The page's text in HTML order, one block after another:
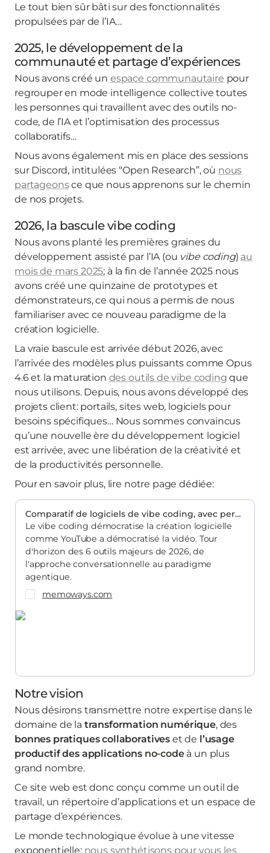
Le tout bien sûr bâti sur des fonctionnalités
propulsées par de l’IA…
2025, le développement de la
communauté et partage d’expériences
Nous avons créé un espace communautaire pour
regrouper en mode intelligence collective toutes
les personnes qui travaillent avec des outils no-
code, de l’IA et l’optimisation des processus
collaboratifs…
Nous avons également mis en place des sessions
sur Discord, intitulées “Open Research”, où nous
partageonsce que nous apprenons sur le chemin
de nos projets.
2026, la bascule vibe coding
Nous avons planté les premières graines du
développement assisté par l’IA (ou vibe coding) au
mois de mars 2025; à la fin de l’année 2025 nous
avons créé une quinzaine de prototypes et
démonstrateurs, ce qui nous a permis de nous
familiariser avec ce nouveau paradigme de la
création logicielle.
La vraie bascule est arrivée début 2026, avec
l’arrivée des modèles plus puissants comme Opus
4.6 et la maturation des outils de vibe coding que
nous utilisons. Depuis, nous avons développé des
projets client: portails, sites web, logiciels pour
besoins spécifiques… Nous sommes convaincus
qu’une nouvelle ère du développement logiciel
est arrivée, avec une libération de la créativité et
de la productivités personnelle.
Pour en savoir plus, lire notre page dédiée:
Comparatif de logiciels de vibe coding, avec perspective agentic coding
Le vibe coding démocratise la création logicielle
comme YouTube a démocratisé la vidéo. Tour
d'horizon des 6 outils majeurs de 2026, de
l'approche conversationnelle au paradigme
agentique.
memoways.com
Notre vision
Nous désirons transmettre notre expertise dans le
domaine de la transformation numérique, des
bonnes pratiques collaboratives et de l’usage
productif des applications no-codeà un plus
grand nombre.
Ce site web est donc conçu comme un outil de
travail, un répertoire d’applications et un espace de
partage d’expériences.
Le monde technologique évolue à une vitesse
exponentielle: nous synthétisons pour vous les